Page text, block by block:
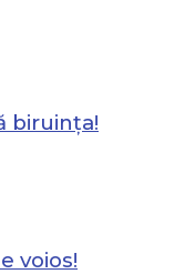
biruința!
voios!